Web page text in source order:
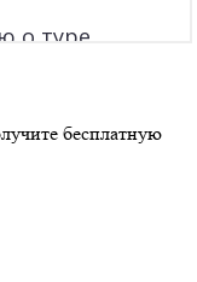
бесплатную